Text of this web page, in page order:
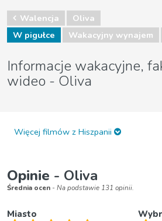
Walencja
Oliva
W pigułce
Wakacyjny wynajem
Informacje wakacyjne,
wideo - Oliva
Więcej filmów z Hiszpanii
Opinie - Oliva
Średnia ocen - Na podstawie 131 opinii.
Miasto